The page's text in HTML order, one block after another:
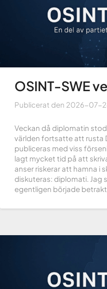
OSINT-SWE
Publicerat den 2026-07-
Veckan då diplomatin
världen fortsatte att rusta
publiceras med viss
lagt mycket tid på att
anser riskerar att hamna i
diskuteras: diplomati. Jag
egentligen började